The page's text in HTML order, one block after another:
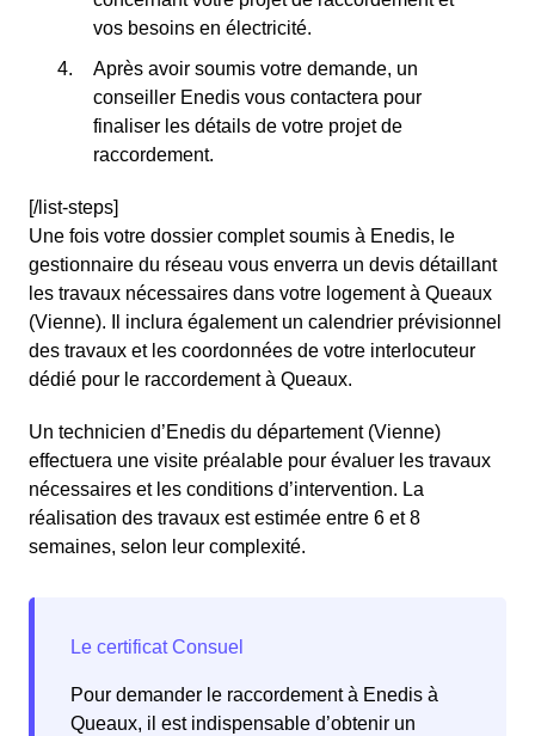
vos besoins en électricité.
Après avoir soumis votre demande, un
conseiller Enedis vous contactera pour
finaliser les détails de votre projet de
raccordement.
[/list-steps]
Une fois votre dossier complet soumis à Enedis, le
gestionnaire du réseau vous enverra un devis détaillant
les travaux nécessaires dans votre logement à Queaux
(Vienne). Il inclura également un calendrier prévisionnel
des travaux et les coordonnées de votre interlocuteur
dédié pour le raccordement à Queaux.
Un technicien d’Enedis du département (Vienne)
effectuera une visite préalable pour évaluer les travaux
nécessaires et les conditions d’intervention. La
réalisation des travaux est estimée entre 6 et 8
semaines, selon leur complexité.
Pour demander le raccordement à Enedis à
Queaux, il est indispensable d’obtenir un